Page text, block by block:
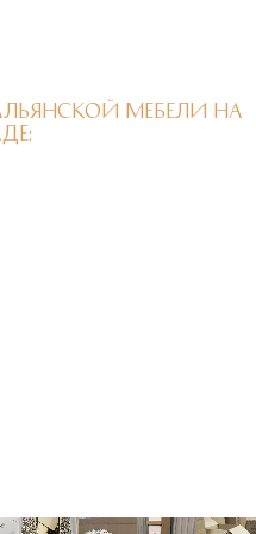
МЕБЕЛИ НА